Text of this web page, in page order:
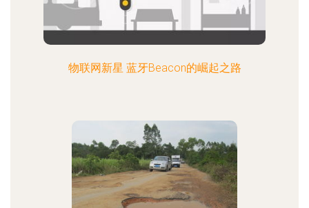
物联网新星 蓝牙Beacon的崛起之路